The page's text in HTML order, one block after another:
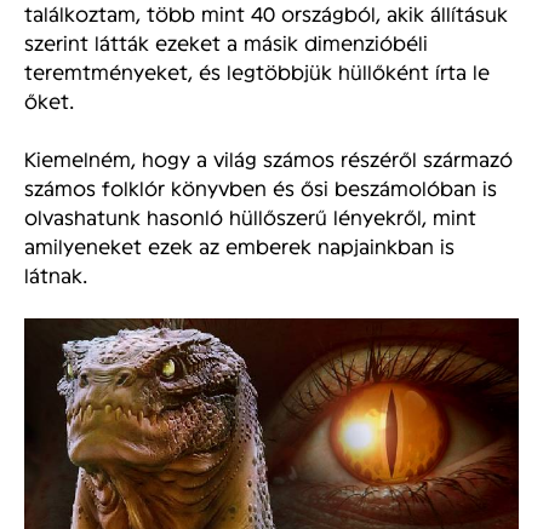
találkoztam, több mint 40 országból, akik állításuk
szerint látták ezeket a másik dimenzióbéli
teremtményeket, és legtöbbjük hüllőként írta le
őket.
Kiemelném, hogy a világ számos részéről származó
számos folklór könyvben és ősi beszámolóban is
olvashatunk hasonló hüllőszerű lényekről, mint
amilyeneket ezek az emberek napjainkban is
látnak.